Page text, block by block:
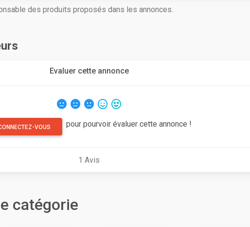
des produits proposés dans les annonces.
Evaluer cette annonce
VOUS pour pourvoir évaluer cette annonce !
1 Avis
catégorie